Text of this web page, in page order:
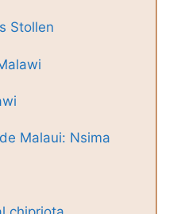
Stollen
Malaui: Nsima